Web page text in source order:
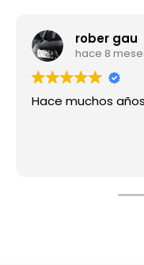
rober gau
hace 8
Hace muchos